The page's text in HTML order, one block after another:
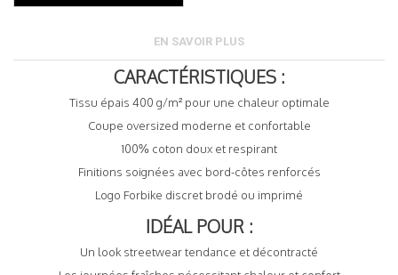
EN SAVOIR PLUS
CARACTÉRISTIQUES :
Tissu épais 400 g/m² pour une chaleur optimale
Coupe oversized moderne et confortable
100% coton doux et respirant
Finitions soignées avec bord-côtes renforcés
Logo Forbike discret brodé ou imprimé
IDÉAL POUR :
Un look streetwear tendance et décontracté